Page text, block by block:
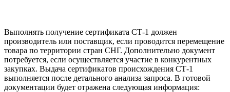
Выполнять получение сертификата СТ-1 должен
производитель или поставщик, если проводится перемещение
товара по территории стран СНГ. Дополнительно документ
потребуется, если осуществляется участие в конкурентных
закупках. Выдача сертификатов происхождения СТ-1
выполняется после детального анализа запроса. В готовой
документации будет отражена следующая информация: